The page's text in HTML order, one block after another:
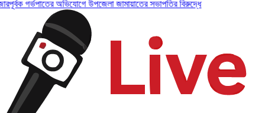
গর্ভপাতের অভিযোগে উপজেলা জামায়াতের সভাপতির বিরুদ্ধে